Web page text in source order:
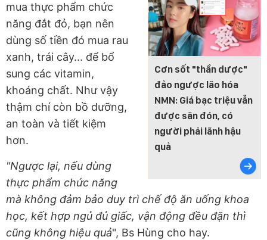
Cơn sốt "thần dược"
đảo ngược lão hóa
NMN: Giá bạc triệu vẫn
được săn đón, có
người phải lãnh hậu
quả
mua thực phẩm chức
năng đắt đỏ, bạn nên
dùng số tiền đó mua rau
xanh, trái cây... để bổ
sung các vitamin,
khoáng chất. Như vậy
thậm chí còn bồ dưỡng,
an toàn và tiết kiệm
hơn.
"Ngược lại, nếu dùng
thực phẩm chức năng
mà không đảm bảo duy trì chế độ ăn uống khoa
học, kết hợp ngủ đủ giấc, vận động đều đặn thì
cũng không hiệu quả", Bs Hùng cho hay.